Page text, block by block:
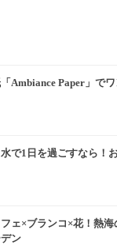
Ambiance Paper」で
で1日を過ごすなら！
ェ×ブランコ×花！熱
ン